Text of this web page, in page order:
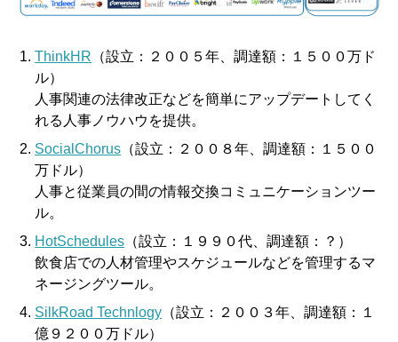
ThinkHR （設立：２００５年、調達額：１５００万ド
ル）
人事関連の法律改正などを簡単にアップデートしてく
れる人事ノウハウを提供。
SocialChorus （設立：２００８年、調達額：１５００
万ドル）
人事と従業員の間の情報交換コミュニケーションツー
ル。
HotSchedules （設立：１９９０代、調達額：？）
飲食店での人材管理やスケジュールなどを管理するマ
ネージングツール。
SilkRoad Technlogy （設立：２００３年、調達額：１
億９２００万ドル）